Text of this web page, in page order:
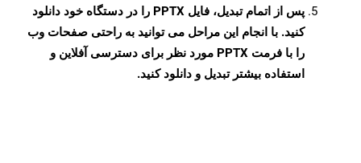
پس از اتمام تبدیل، فایل PPTX را در دستگاه خود دانلود
کنید. با انجام این مراحل می توانید به راحتی صفحات وب
را با فرمت PPTX مورد نظر برای دسترسی آفلاین و
استفاده بیشتر تبدیل و دانلود کنید.